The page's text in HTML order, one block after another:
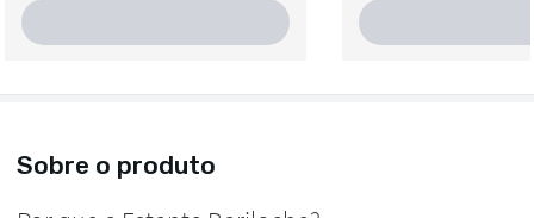
Sobre o produto